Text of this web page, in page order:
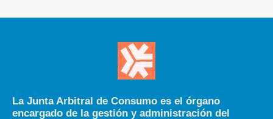
La Junta Arbitral de Consumo es el órgano
encargado de la gestión y administración del